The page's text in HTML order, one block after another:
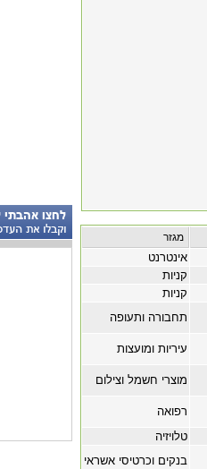
אינטרנט
קניות
קניות
תחבורה ותעופה
עיריות ומועצות
מוצרי חשמל וצילום
רפואה
טלויזיה
בנקים וכרטיסי אשראי